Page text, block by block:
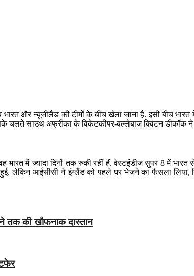
और न्यूजीलैंड की टीमों के बीच खेला जाना है. इसी बीच
चलते साउथ अफ्रीका के विकेटकीपर-बल्लेबाज क्विंटन
में ज्यादा दिनों तक रुकी रहीं हैं. वेस्टइंडीज सुपर 8 में
हुई. लेकिन आईसीसी ने इंग्लैंड को पहले घर भेजने का फैसला
तक की खौफनाक दास्तान